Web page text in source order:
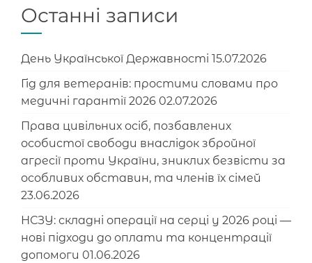
Останні записи
День Української Державності 15.07.2026
Гід для ветеранів: простими словами про
медичні гарантії 2026 02.07.2026
Права цивільних осіб, позбавлених
особистої свободи внаслідок збройної
агресії проти України, зниклих безвісти за
особливих обставин, та членів їх сімей
23.06.2026
НСЗУ: складні операції на серці у 2026 році —
нові підходи до оплати та концентрації
допомоги 01.06.2026